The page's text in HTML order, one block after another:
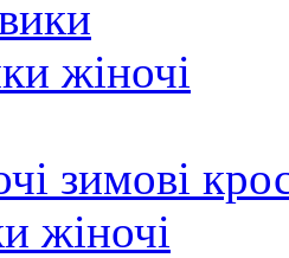
жіночі
зимові
жіночі